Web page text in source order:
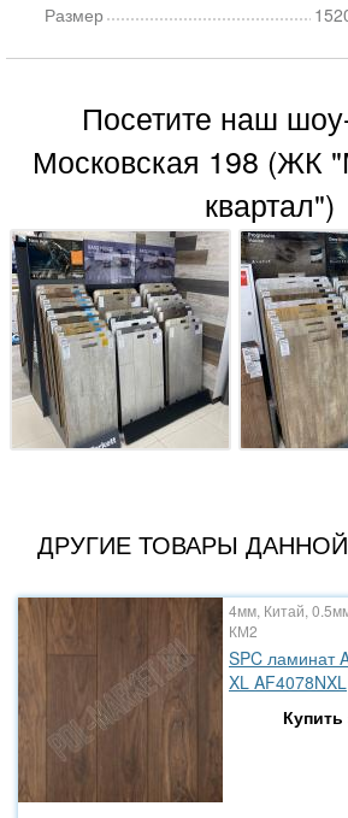
Размер
Посетите наш
Московская 198 (ЖК
квартал")
ДРУГИЕ ТОВАРЫ
4мм, Китай,
КМ2
SPC ламинат
XL AF4078NXL
Купить